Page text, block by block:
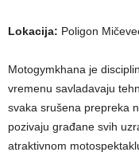
Lokacija: Poligon
Motogymkhana je
vremenu savladavaju
svaka srušena prepreka
pozivaju građane svih
atraktivnom